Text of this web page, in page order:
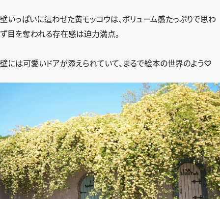
壁いっぱいに這わせた黄モッコウは、ボリューム感たっぷりで思わ
ず目を奪われる存在感は迫力満点。
壁には可愛いドアが添えられていて、まるで絵本の世界のよう♡